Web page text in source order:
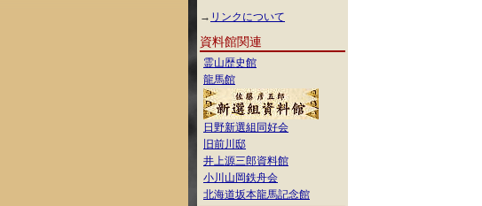
→ リンクについて
資料館関連
霊山歴史館
龍馬館
日野新選組同好会
旧前川邸
井上源三郎資料館
小川山岡鉄舟会
北海道坂本龍馬記念館